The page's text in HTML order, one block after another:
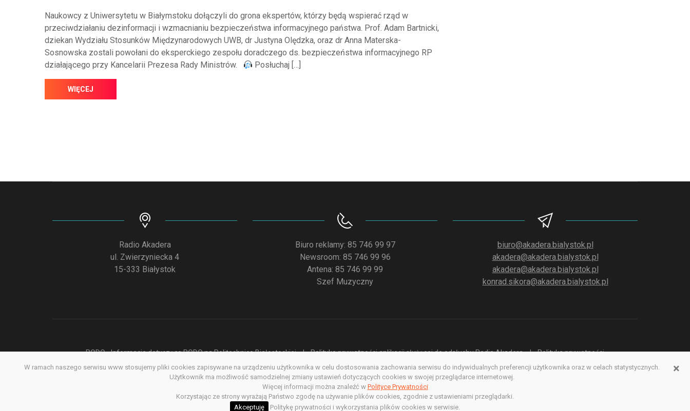
Naukowcy z Uniwersytetu w Białymstoku dołączyli do grona ekspertów, którzy będą wspierać rząd w
przeciwdziałaniu dezinformacji i wzmacnianiu bezpieczeństwa informacyjnego państwa. Prof. Adam Bartnicki,
dziekan Wydziału Stosunków Międzynarodowych UWB, dr Justyna Olędzka, oraz dr Anna Materska-
Sosnowska zostali powołani do eksperckiego zespołu doradczego ds. bezpieczeństwa informacyjnego RP
działającego przy Kancelarii Prezesa Rady Ministrów.
Posłuchaj […]
WIĘCEJ
Radio Akadera
ul. Zwierzyniecka 4
15-333 Białystok
Biuro reklamy: 85 746 99 97
Newsroom: 85 746 99 96
Antena: 85 746 99 99
Szef Muzyczny
biuro@akadera.bialystok.pl
akadera@akadera.bialystok.pl
akadera@akadera.bialystok.pl
konrad.sikora@akadera.bialystok.pl
RODO - Informacje dotyczące RODO na Politechnice Białostockiej Polityka prywatności aplikacji służącej do odsłuchu Radia Akadera
Polityka prywatności
Deklaracja dostępności
Redakcja serwisu www Poprzednia wersja serwisu www
Copyright @ 2022. All rights Reserved
×
W ramach naszego serwisu www stosujemy pliki cookies zapisywane na urządzeniu użytkownika w celu dostosowania zachowania serwisu do indywidualnych preferencji użytkownika oraz w celach statystycznych.
Użytkownik ma możliwość samodzielnej zmiany ustawień dotyczących cookies w swojej przeglądarce internetowej.
Więcej informacji można znaleźć w Polityce Prywatności
Korzystając ze strony wyrażają Państwo zgodę na używanie plików cookies, zgodnie z ustawieniami przeglądarki.
Akceptuję
Politykę prywatności i wykorzystania plików cookies w serwisie.